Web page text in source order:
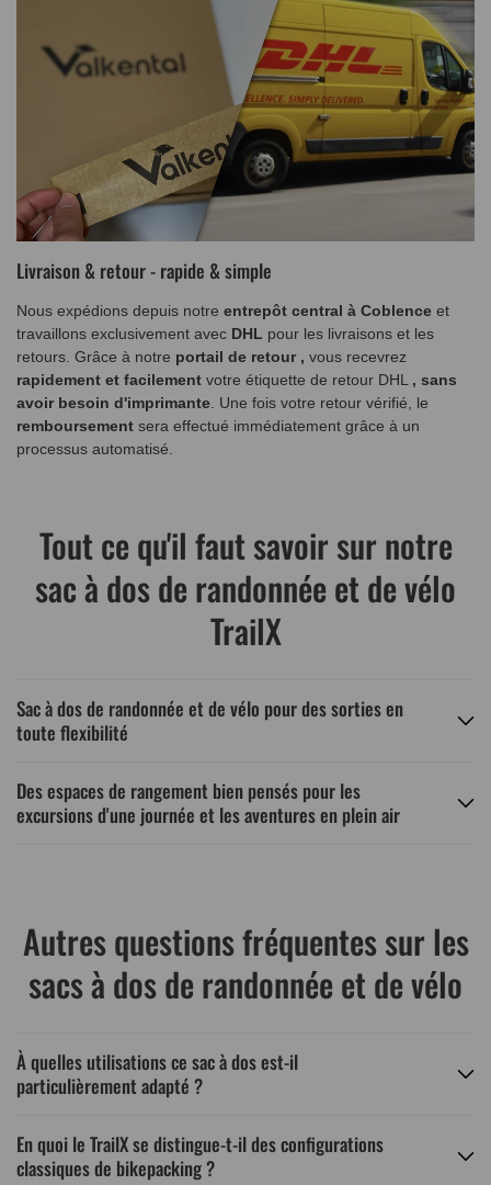
Livraison & retour - rapide & simple
Nous expédions depuis notre entrepôt central à Coblence et
travaillons exclusivement avec DHL pour les livraisons et les
retours. Grâce à notre portail de retour , vous recevrez
rapidement et facilement votre étiquette de retour DHL , sans
avoir besoin d'imprimante. Une fois votre retour vérifié, le
remboursement sera effectué immédiatement grâce à un
processus automatisé.
Tout ce qu'il faut savoir sur notre
sac à dos de randonnée et de vélo
TrailX
Sac à dos de randonnée et de vélo pour des sorties en
toute flexibilité
Des espaces de rangement bien pensés pour les
excursions d'une journée et les aventures en plein air
Autres questions fréquentes sur les
sacs à dos de randonnée et de vélo
À quelles utilisations ce sac à dos est-il
particulièrement adapté ?
En quoi le TrailX se distingue-t-il des configurations
classiques de bikepacking ?